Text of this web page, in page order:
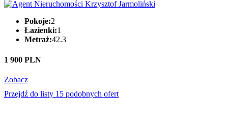
Pokoje:2
Łazienki:1
Metraż:42.3
1 900 PLN
Zobacz
Przejdź do listy 15 podobnych ofert